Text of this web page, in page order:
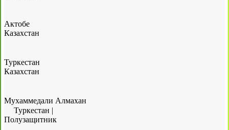
Актобе
Казахстан
Туркестан
Казахстан
Мухаммедали Алмахан
Туркестан |
Полузащитник